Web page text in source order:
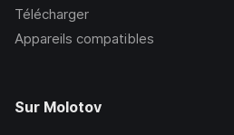
Télécharger
Appareils compatibles
Sur Molotov